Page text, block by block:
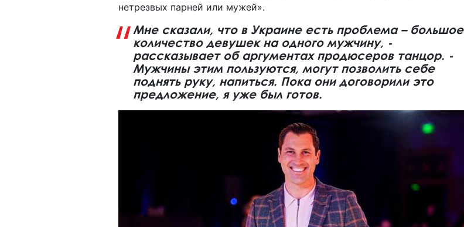
нетрезвых парней или мужей».
Мне сказали, что в Украине есть проблема – большое
количество девушек на одного мужчину, -
рассказывает об аргументах продюсеров танцор. -
Мужчины этим пользуются, могут позволить себе
поднять руку, напиться. Пока они договорили это
предложение, я уже был готов.